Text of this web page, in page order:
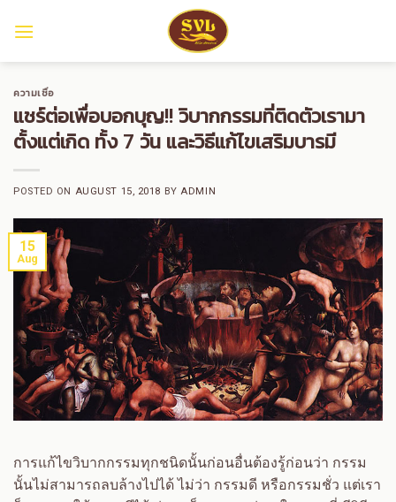
ความเชื่อ
แชร์ต่อเพื่อบอกบุญ!! วิบากกรรมที่ติดตัวเรามา
ตั้งแต่เกิด ทั้ง 7 วัน และวิธีแก้ไขเสริมบารมี
POSTED ON AUGUST 15, 2018 BY ADMIN
15
Aug
การแก้ไขวิบากกรรมทุกชนิดนั้นก่อนอื่นต้องรู้ก่อนว่า กรรม
นั้นไม่สามารถลบล้างไปได้ ไม่ว่า กรรมดี หรือกรรมชั่ว แต่เรา